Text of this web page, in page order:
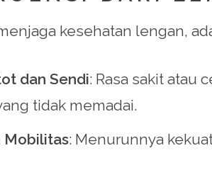
kesehatan lengan,
dan Sendi: Rasa sakit atau
tidak memadai.
Mobilitas: Menurunnya